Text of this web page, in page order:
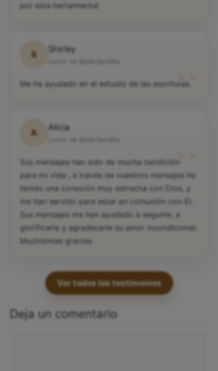
por esta herramienta!
S
Shirley
“
Me ha ayudado en el estudio de las escrituras.
A
Alicia
“
Sus mensajes han sido de mucha bendición
para mi vida , a través de vuestros mensajes he
tenido una conexión muy estrecha con Dios, y
me han servido para estar en comunión con Él.
Sus mensajes me han ayudado a seguirle, a
glorificarle y agradecerle su amor incondicional.
Muchísimas gracias
Ver todos los testimonios
Deja un comentario